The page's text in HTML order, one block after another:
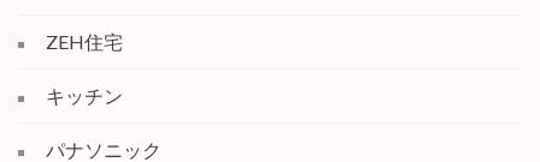
ZEH住宅
キッチン
パナソニック